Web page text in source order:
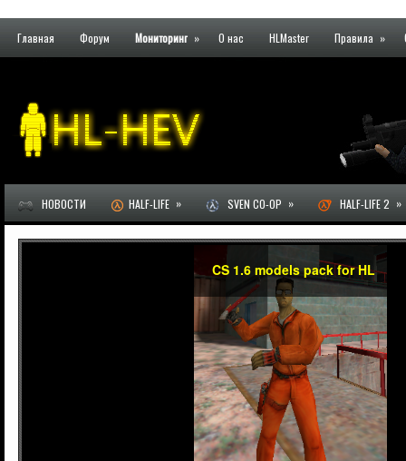
Главная Форум Мониторинг » О нас HLMaster Правила »
НОВОСТИ HALF-LIFE » SVEN CO-OP » HALF-LIFE 2 »
CS 1.6 models pack for HL